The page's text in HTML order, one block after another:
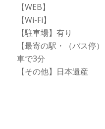
【WEB】
【Wi-Fi】
【駐車場】有り
【最寄の駅・（バス停
車で3分
【その他】日本遺産